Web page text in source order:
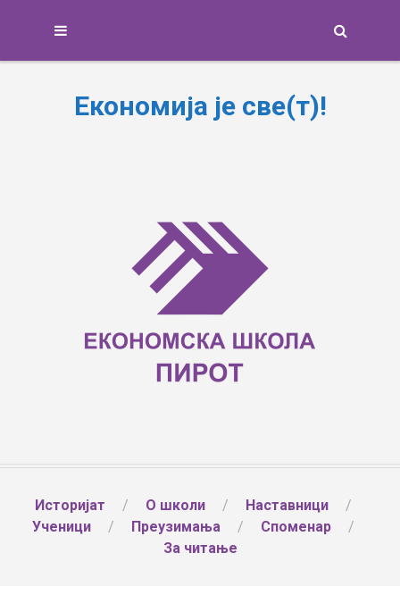
Економија је све(т)!
Историјат О школи
Наставници
Ученици
Преузимања
Споменар
За читање